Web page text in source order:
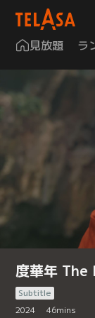
見放題 ラ
度華年
Subtitle
2024
46mins